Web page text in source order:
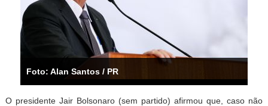
Foto: Alan Santos / PR
O presidente Jair Bolsonaro (sem partido) afirmou que, caso não